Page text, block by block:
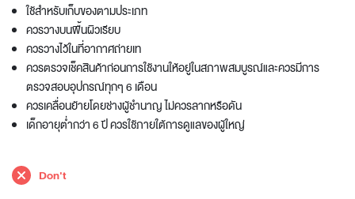
ใช้สำหรับเก็บของตามประเภท
ควรวางบนพื้นผิวเรียบ
ควรวางไว้ในที่อากาศถ่ายเท
ควรตรวจเช็คสินค้าก่อนการใช้งานให้อยู่ในสภาพสมบูรณ์และควรมีการ
ตรวจสอบอุปกรณ์ทุกๆ 6 เดือน
ควรเคลื่อนย้ายโดยช่างผู้ชำนาญ ไม่ควรลากหรือดัน
เด็กอายุต่ำกว่า 6 ปี ควรใช้ภายใต้การดูแลของผู้ใหญ่
Don't